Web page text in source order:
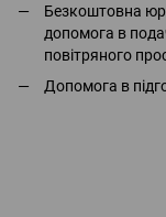
Безкоштовна
допомога в
повітряного
Допомога в